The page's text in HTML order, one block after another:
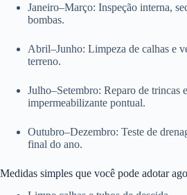
Janeiro–Março: Inspeção interna,
bombas.
Abril–Junho: Limpeza de calhas e
terreno.
Julho–Setembro: Reparo de trincas
impermeabilizante pontual.
Outubro–Dezembro: Teste de
final do ano.
Medidas simples que você pode adotar